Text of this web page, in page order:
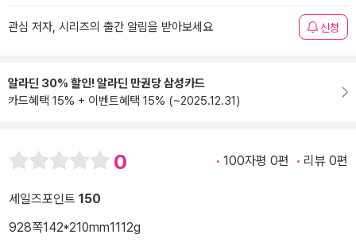
관심 저자, 시리즈의 출간 알림을 받아보세요 신청
알라딘 30% 할인! 알라딘 만권당 삼성카드
카드혜택 15% + 이벤트혜택 15% (~2025.12.31)
0 100자평 0편 리뷰 0편
세일즈포인트 150
928쪽142*210mm1112g